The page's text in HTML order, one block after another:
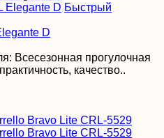
Быстрый
D
Всесезонная прогулочная
качество..